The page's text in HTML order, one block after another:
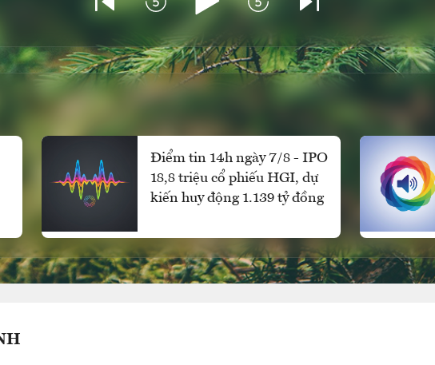
Điểm tin 14h ngày 7/8 - IPO
18,8 triệu cổ phiếu HGI, dự
kiến huy động 1.139 tỷ đồng